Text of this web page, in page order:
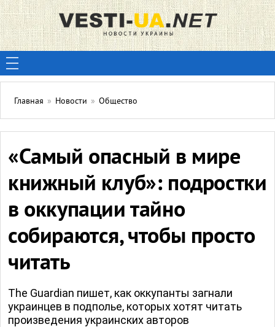
Главная » Новости » Общество
«Самый опасный в мире
книжный клуб»: подростки
в оккупации тайно
собираются, чтобы просто
читать
The Guardian пишет, как оккупанты загнали
украинцев в подполье, которых хотят читать
произведения украинских авторов